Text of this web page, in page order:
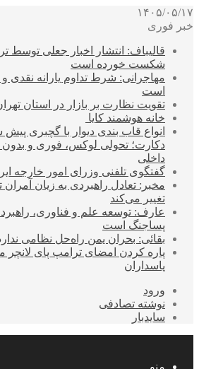
۱۴۰۵/۰۵/۱۷
خبر فوری
قالیباف: انتشار اخبار جعلی توسط
شکست خورده است
مهاجرانی: شرط تداوم یارانه نقدی و
است
تقویت نظارت بر بازار در استان
خانه هوشمند کایا
انواع قاب بندی دیوار با گچبری پیش
دکارت؛ تحولی لوکس، فوری و بدون
داخلی
گفتگوی تلفنی وزرای امور خارجه
مخبر: تعادل راهبردی به زیان
تغییر می‌کند
عارف: توسعه علم و فناوری،
پساجنگ است
بقائی: بحران یمن راه‌حل نظامی
پاره کردن امضای ترامپ پای
پاسداران
ورود
نوشته تصادفی
سایدبار
منو